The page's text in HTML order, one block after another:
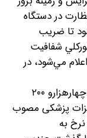
در دستگاه
تا ضريب
شفافيت
مي‌شود، در
حدود ۱۵ ماه از اجرای سیاست تخصیص ارز چهارهزارو ۲۰۰
پزشکی مصوب
به